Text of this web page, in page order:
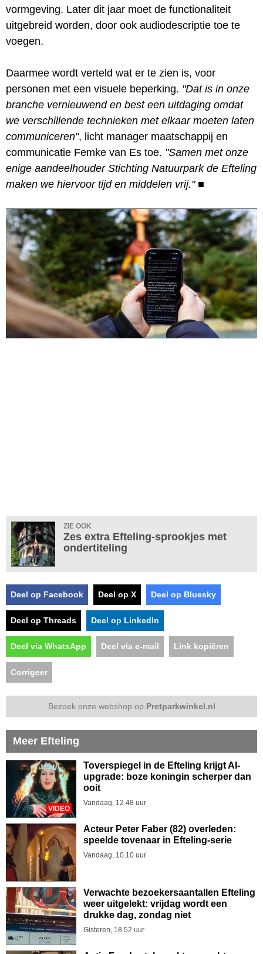
vormgeving. Later dit jaar moet de functionaliteit
uitgebreid worden, door ook audiodescriptie toe te
voegen.
Daarmee wordt verteld wat er te zien is, voor
personen met een visuele beperking. "Dat is in onze
branche vernieuwend en best een uitdaging omdat
we verschillende technieken met elkaar moeten laten
communiceren", licht manager maatschappij en
communicatie Femke van Es toe. "Samen met onze
enige aandeelhouder Stichting Natuurpark de Efteling
maken we hiervoor tijd en middelen vrij." ■
ZIE OOK
Zes extra Efteling-sprookjes met
ondertiteling
Deel op Facebook Deel op X Deel op Bluesky
Deel op Threads Deel op LinkedIn
Deel via WhatsApp Deel via e-mail Link kopiëren
Corrigeer
Bezoek onze webshop op Pretparkwinkel.nl
Meer Efteling
VIDEO
Toverspiegel in de Efteling krijgt AI-
upgrade: boze koningin scherper dan
ooit
Vandaag, 12.48 uur
Acteur Peter Faber (82) overleden:
speelde tovenaar in Efteling-serie
Vandaag, 10.10 uur
Verwachte bezoekersaantallen Efteling
weer uitgelekt: vrijdag wordt een
drukke dag, zondag niet
Gisteren, 18.52 uur